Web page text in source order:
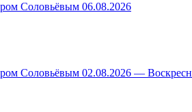
Соловьёвым 06.08.2026
Соловьёвым 02.08.2026 —